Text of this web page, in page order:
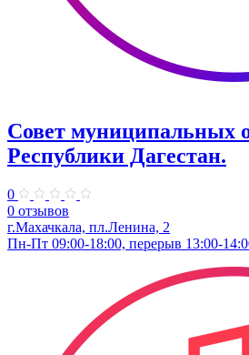
Совет муниципальных
Республики Дагестан.
0
0 отзывов
г.Махачкала, пл.Ленина, 2
Пн-Пт 09:00-18:00, перерыв 13:00-